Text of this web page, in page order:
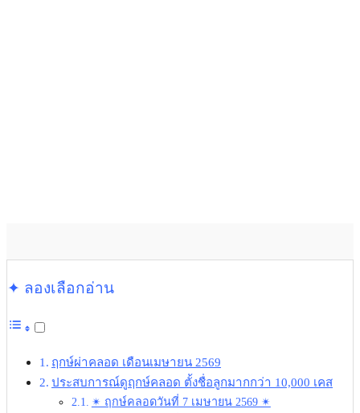
✦ ลองเลือกอ่าน
ฤกษ์ผ่าคลอด เดือนเมษายน 2569
ประสบการณ์ดูฤกษ์คลอด ตั้งชื่อลูกมากกว่า 10,000 เคส
✴︎ ฤกษ์คลอดวันที่ 7 เมษายน 2569 ✴︎